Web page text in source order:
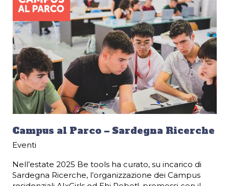
Campus al Parco – Sardegna Ricerche
Eventi
Nell’estate 2025 Be tools ha curato, su incarico di
Sardegna Ricerche, l’organizzazione dei Campus